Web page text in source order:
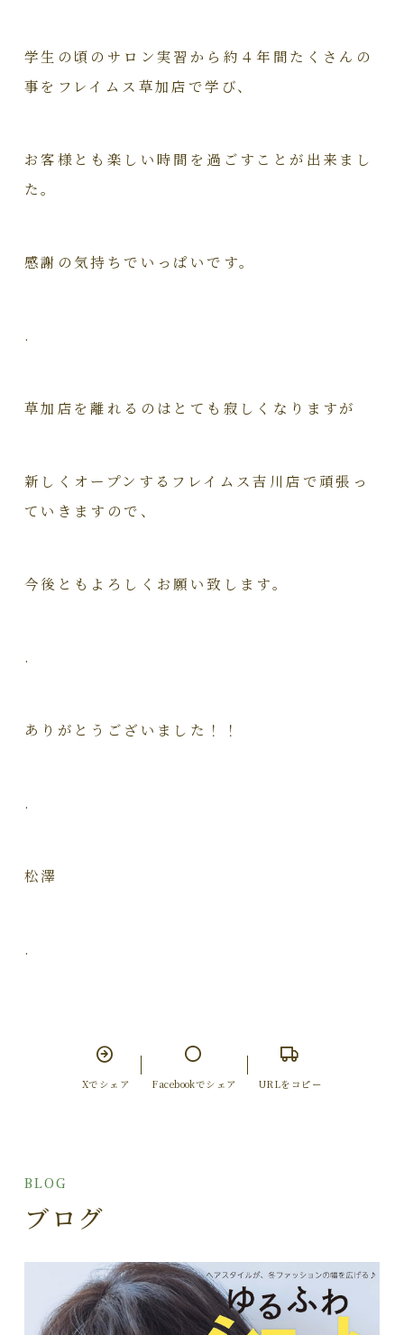
学生の頃のサロン実習から約４年間たくさんの
事をフレイムス草加店で学び、
お客様とも楽しい時間を過ごすことが出来まし
た。
感謝の気持ちでいっぱいです。
.
草加店を離れるのはとても寂しくなりますが
新しくオープンするフレイムス吉川店で頑張っ
ていきますので、
今後ともよろしくお願い致します。
.
ありがとうございました！！
.
松澤
.
Xでシェア Facebookでシェア URLをコピー
BLOG
ブログ